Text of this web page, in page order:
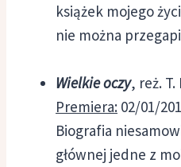
książek mojego
nie można
Wielkie oczy, reż.
Premiera: 02/01/
Biografia
głównej jedne z